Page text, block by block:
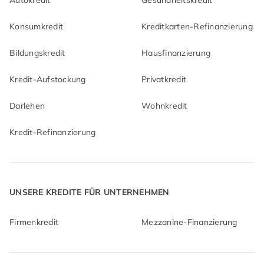
Konsumkredit Kreditkarten-Refinanzierung
Bildungskredit Hausfinanzierung
Kredit-Aufstockung Privatkredit
Darlehen Wohnkredit
Kredit-Refinanzierung
UNSERE KREDITE FÜR UNTERNEHMEN
Firmenkredit Mezzanine-Finanzierung